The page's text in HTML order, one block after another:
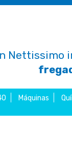
Nettissimo
Máquinas